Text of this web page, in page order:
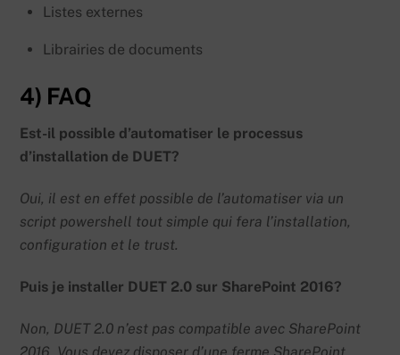
Listes externes
Librairies de documents
4) FAQ
Est-il possible d’automatiser le processus
d’installation de DUET?
Oui, il est en effet possible de l’automatiser via un
script powershell tout simple qui fera l’installation,
configuration et le trust.
Puis je installer DUET 2.0 sur SharePoint 2016?
Non, DUET 2.0 n’est pas compatible avec SharePoint